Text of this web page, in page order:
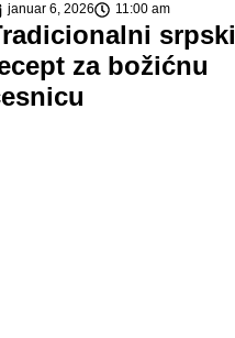
januar 6, 2026 11:00 am
srpski
za božićnu